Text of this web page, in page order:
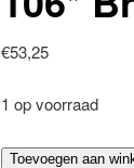
€53,25
1 op voorraad
106*
Toevoegen aan